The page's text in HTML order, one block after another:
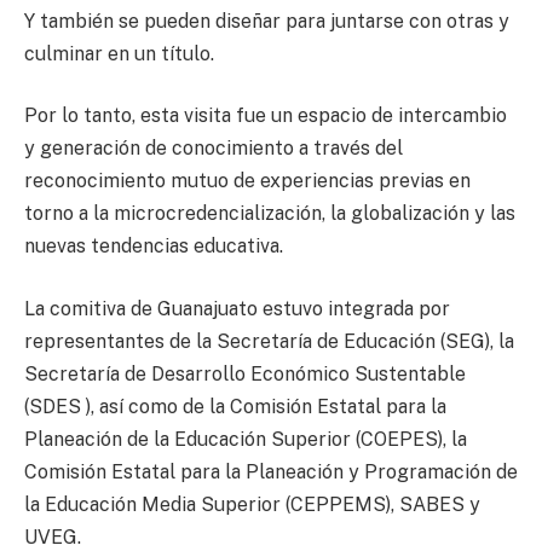
Y también se pueden diseñar para juntarse con otras y
culminar en un título.
Por lo tanto, esta visita fue un espacio de intercambio
y generación de conocimiento a través del
reconocimiento mutuo de experiencias previas en
torno a la microcredencialización, la globalización y las
nuevas tendencias educativa.
La comitiva de Guanajuato estuvo integrada por
representantes de la Secretaría de Educación (SEG), la
Secretaría de Desarrollo Económico Sustentable
(SDES ), así como de la Comisión Estatal para la
Planeación de la Educación Superior (COEPES), la
Comisión Estatal para la Planeación y Programación de
la Educación Media Superior (CEPPEMS), SABES y
UVEG.